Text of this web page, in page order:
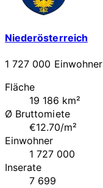
Niederösterreich
1 727 000 Einwohner
Fläche
19 186 km²
Ø Bruttomiete
€12.70/m²
Einwohner
1 727 000
Inserate
7 699